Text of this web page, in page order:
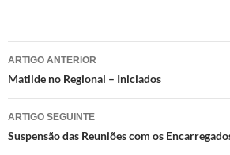
Navegação
de
artigos
ARTIGO ANTERIOR
Matilde no Regional – Iniciados
ARTIGO SEGUINTE
Suspensão das Reuniões com os